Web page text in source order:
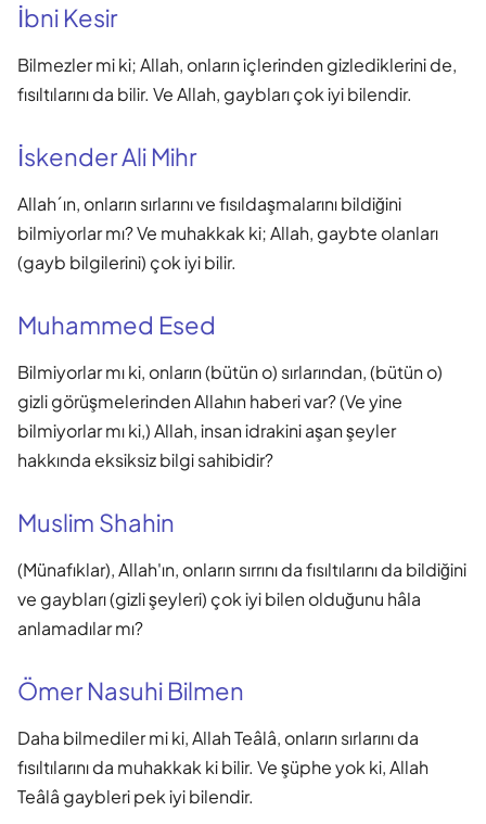
İbni Kesir
Bilmezler mi ki; Allah, onların içlerinden gizlediklerini de,
fısıltılarını da bilir. Ve Allah, gaybları çok iyi bilendir.
İskender Ali Mihr
Allah´ın, onların sırlarını ve fısıldaşmalarını bildiğini
bilmiyorlar mı? Ve muhakkak ki; Allah, gaybte olanları
(gayb bilgilerini) çok iyi bilir.
Muhammed Esed
Bilmiyorlar mı ki, onların (bütün o) sırlarından, (bütün o)
gizli görüşmelerinden Allahın haberi var? (Ve yine
bilmiyorlar mı ki,) Allah, insan idrakini aşan şeyler
hakkında eksiksiz bilgi sahibidir?
Muslim Shahin
(Münafıklar), Allah'ın, onların sırrını da fısıltılarını da bildiğini
ve gaybları (gizli şeyleri) çok iyi bilen olduğunu hâla
anlamadılar mı?
Ömer Nasuhi Bilmen
Daha bilmediler mi ki, Allah Teâlâ, onların sırlarını da
fısıltılarını da muhakkak ki bilir. Ve şüphe yok ki, Allah
Teâlâ gaybleri pek iyi bilendir.